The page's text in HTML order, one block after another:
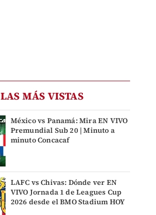
LAS MÁS VISTAS
México vs Panamá: Mira EN VIVO
Premundial Sub 20 | Minuto a
minuto Concacaf
LAFC vs Chivas: Dónde ver EN
VIVO Jornada 1 de Leagues Cup
2026 desde el BMO Stadium HOY